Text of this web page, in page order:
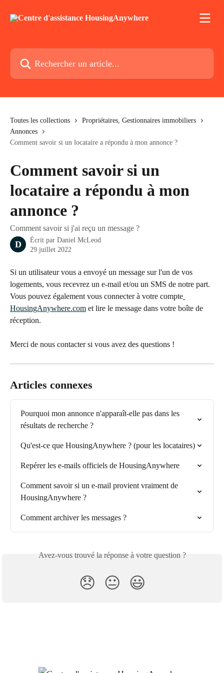
Rechercher un article...
Toutes les collections
Propriétaires, Gestionnaires immobiliers
Annonces
Comment savoir si un locataire a répondu à mon annonce ?
Comment savoir si un
locataire a répondu à mon
annonce ?
Comment savoir si j'ai reçu un message ?
D Écrit par Daniel McLeod
29 juillet 2022
Si un utilisateur vous a envoyé un message sur l'un de vos
logements, vous recevrez un e-mail et/ou un SMS de notre part.
Vous pouvez également vous connecter à votre compte
HousingAnywhere.com et lire le message dans votre boîte de
réception.
Merci de nous contacter si vous avez des questions !
Articles connexes
Pourquoi mon annonce n'apparaît-elle pas dans les
résultats de recherche ?
Qu'est-ce que HousingAnywhere ? (pour les locataires)
Repérer les e-mails officiels de HousingAnywhere
Comment savoir si un e-mail provient vraiment de
HousingAnywhere ?
Comment archiver les messages ?
Avez-vous trouvé la réponse à votre question ?
😞 😐 😃